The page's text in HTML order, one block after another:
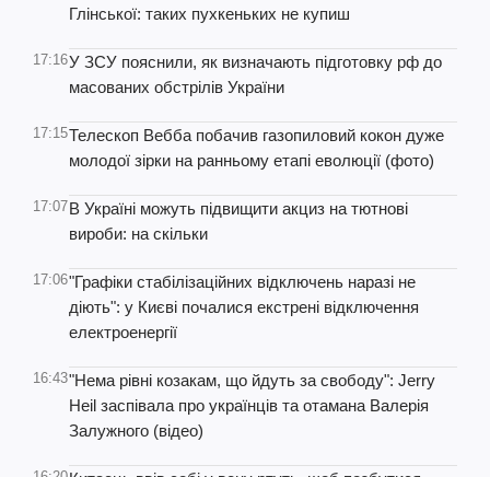
Глінської: таких пухкеньких не купиш
17:16У ЗСУ пояснили, як визначають підготовку рф до
масованих обстрілів України
17:15Телескоп Вебба побачив газопиловий кокон дуже
молодої зірки на ранньому етапі еволюції (фото)
17:07В Україні можуть підвищити акциз на тютнові
вироби: на скільки
17:06"Графіки стабілізаційних відключень наразі не
діють": у Києві почалися екстрені відключення
електроенергії
16:43"Нема рівні козакам, що йдуть за свободу": Jerry
Heil заспівала про українців та отамана Валерія
Залужного (відео)